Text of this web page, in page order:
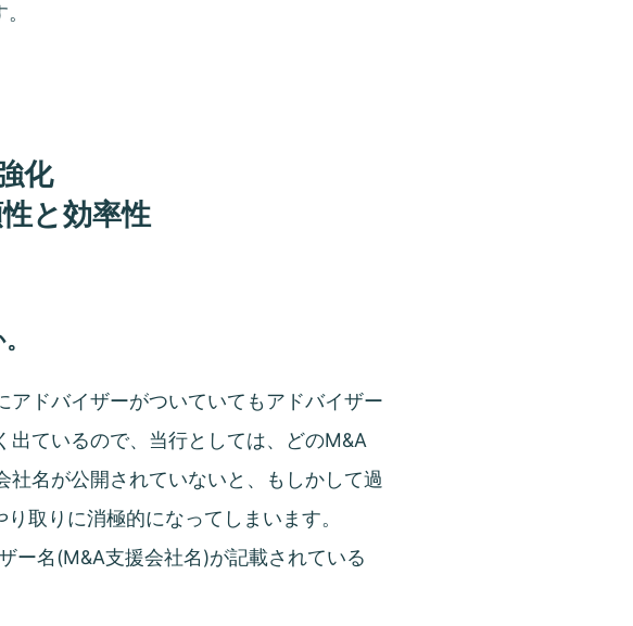
化
と効率性
ドバイザーがついていてもアドバイザー
ているので、当行としては、どのM&A
名が公開されていないと、もしかして過
取りに消極的になってしまいます。
ー名(M&A支援会社名)が記載されている